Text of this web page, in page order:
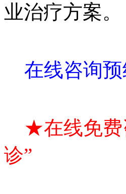
业治疗方案。
在线咨询
★在线免费
诊”